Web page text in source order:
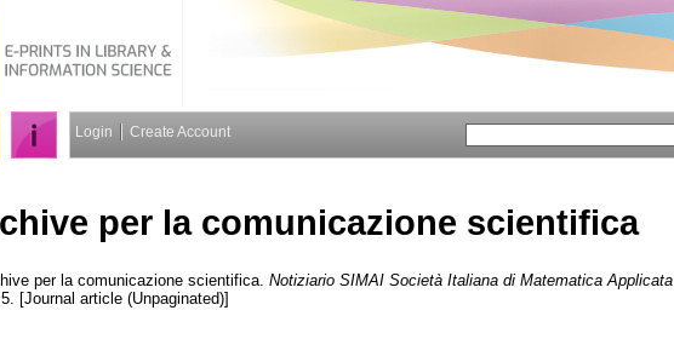
Login Create Account
per la comunicazione scientifica
per la comunicazione scientifica. Notiziario SIMAI Società Italiana di Matematica Applicata
[Journal article (Unpaginated)]